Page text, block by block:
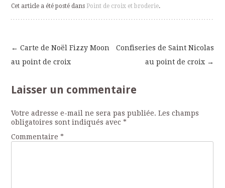
Cet article a été posté dans Point de croix et broderie.
Navigation
des
articles
← Carte de Noël Fizzy Moon
au point de croix
Confiseries de Saint Nicolas
au point de croix →
Laisser un commentaire
Votre adresse e-mail ne sera pas publiée. Les champs
obligatoires sont indiqués avec*
Commentaire*